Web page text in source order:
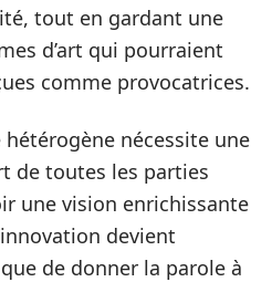
tout en gardant une
d’art qui pourraient
comme provocatrices.
nécessite une
de toutes les parties
une vision enrichissante
devient
de donner la parole à